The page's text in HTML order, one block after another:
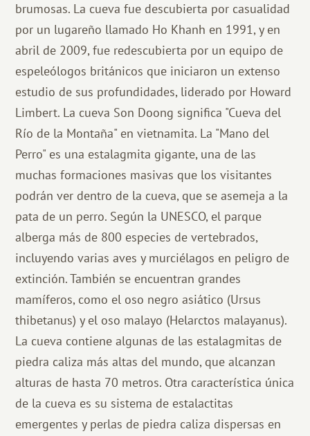
brumosas. La cueva fue descubierta por casualidad
por un lugareño llamado Ho Khanh en 1991, y en
abril de 2009, fue redescubierta por un equipo de
espeleólogos británicos que iniciaron un extenso
estudio de sus profundidades, liderado por Howard
Limbert. La cueva Son Doong significa "Cueva del
Río de la Montaña" en vietnamita. La "Mano del
Perro" es una estalagmita gigante, una de las
muchas formaciones masivas que los visitantes
podrán ver dentro de la cueva, que se asemeja a la
pata de un perro. Según la UNESCO, el parque
alberga más de 800 especies de vertebrados,
incluyendo varias aves y murciélagos en peligro de
extinción. También se encuentran grandes
mamíferos, como el oso negro asiático (Ursus
thibetanus) y el oso malayo (Helarctos malayanus).
La cueva contiene algunas de las estalagmitas de
piedra caliza más altas del mundo, que alcanzan
alturas de hasta 70 metros. Otra característica única
de la cueva es su sistema de estalactitas
emergentes y perlas de piedra caliza dispersas en